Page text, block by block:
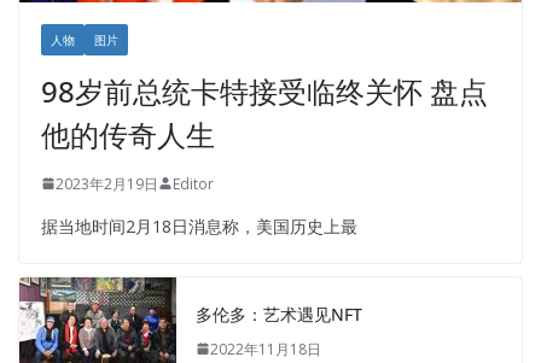
人物 图片
98岁前总统卡特接受临终关怀 盘点
他的传奇人生
2023年2月19日 Editor
据当地时间2月18日消息称，美国历史上最
多伦多：艺术遇见NFT
2022年11月18日